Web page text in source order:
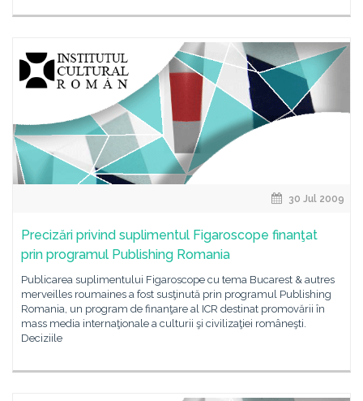
30 Jul 2009
Precizări privind suplimentul Figaroscope finanţat
prin programul Publishing Romania
Publicarea suplimentului Figaroscope cu tema Bucarest & autres
merveilles roumaines a fost susţinută prin programul Publishing
Romania, un program de finanţare al ICR destinat promovării în
mass media internaţionale a culturii şi civilizaţiei româneşti.
Deciziile